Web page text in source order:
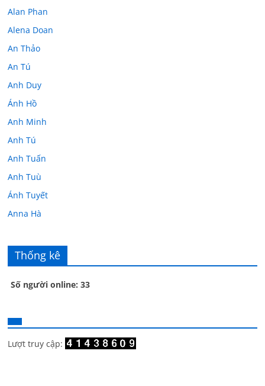
Alan Phan
Alena Doan
An Thảo
An Tú
Anh Duy
Ánh Hồ
Anh Minh
Anh Tú
Anh Tuấn
Anh Tuù
Ánh Tuyết
Anna Hà
Âu Tú Vân
Bác sĩ Hoa
Bác sĩ Stephen Mak
Bác Đạt
Bạch Cúc
Thống kê
Số người online: 33
Lượt truy cập: